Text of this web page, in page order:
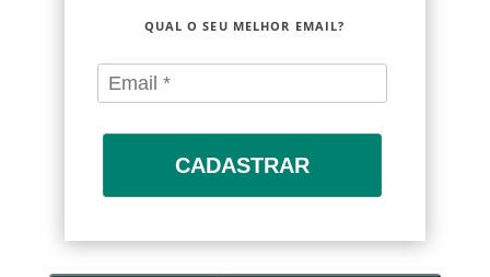
QUAL O SEU MELHOR EMAIL?
CADASTRAR